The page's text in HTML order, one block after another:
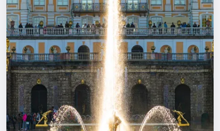
Города
Площадки
Артисты
Рейтинги